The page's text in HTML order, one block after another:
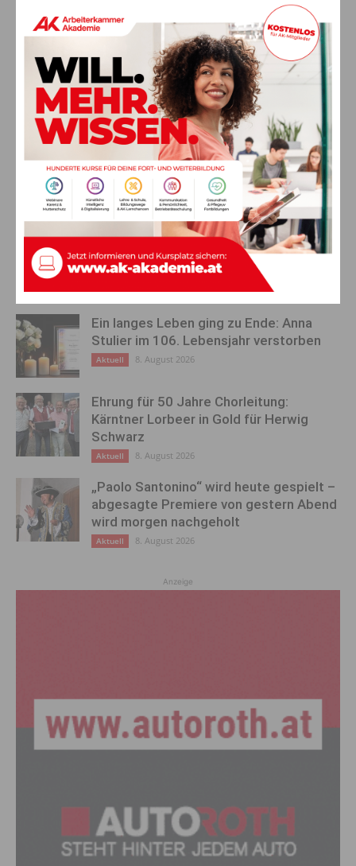
AK St. Veit/Glan, Tel. 050 477-5415
AK Villach, Tel. 050 477-5115
, Tel. 050 477-5315
AK Hermagor
, Tel. 050 477-5132
AK Wolfsberg, Tel. 050 477-5215
AK Völkermarkt
, Tel. 050 477-5515
Vorheriger Artikel
Familien­bonus, Kindermehr­
betrag etc.: So viel könntest
du beim Steueraus­gleich
Nächster Artikel
Ein Jahr Krieg in der Ukraine:
Land Kärnten setzt
Trauerbeflaggung
AKTUELLES
Ein langes Leben ging zu Ende: Anna
Stulier im 106. Lebensjahr verstorben
Aktuell 8. August 2026
Ehrung für 50 Jahre Chorleitung:
Kärntner Lorbeer in Gold für Herwig
Schwarz
Aktuell 8. August 2026
„Paolo Santonino“ wird heute gespielt –
abgesagte Premiere von gestern Abend
wird morgen nachgeholt
Aktuell 8. August 2026
Anzeige